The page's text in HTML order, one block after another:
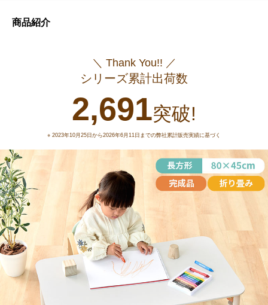
商品紹介
＼ Thank You!! ／
シリーズ累計出荷数
2,691突破!
※ 2023年10月25日から2026年6月11日までの弊社累計販売実績に基づく